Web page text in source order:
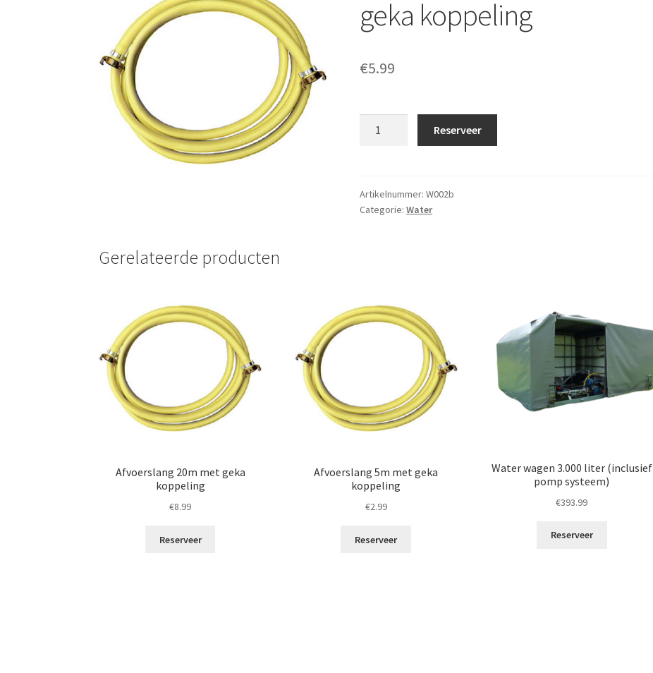
geka koppeling
€5.99
koppeling
aantal
Reserveer
Artikelnummer:W002b
Categorie:Water
Gerelateerde producten
Afvoerslang 20m met geka
koppeling
€8.99
Reserveer
Afvoerslang 5m met geka
koppeling
€2.99
Reserveer
Water wagen 3.000 liter (inclusief
pomp systeem)
€393.99
Reserveer